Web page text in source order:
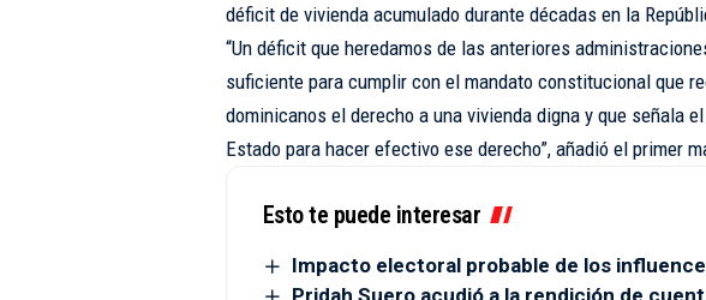
déficit de vivienda acumulado durante décadas en la
“Un déficit que heredamos de las anteriores
suficiente para cumplir con el mandato constitucional que
dominicanos el derecho a una vivienda digna y que señala
Estado para hacer efectivo ese derecho”, añadió el primer
Esto te puede interesar
Impacto electoral probable de los